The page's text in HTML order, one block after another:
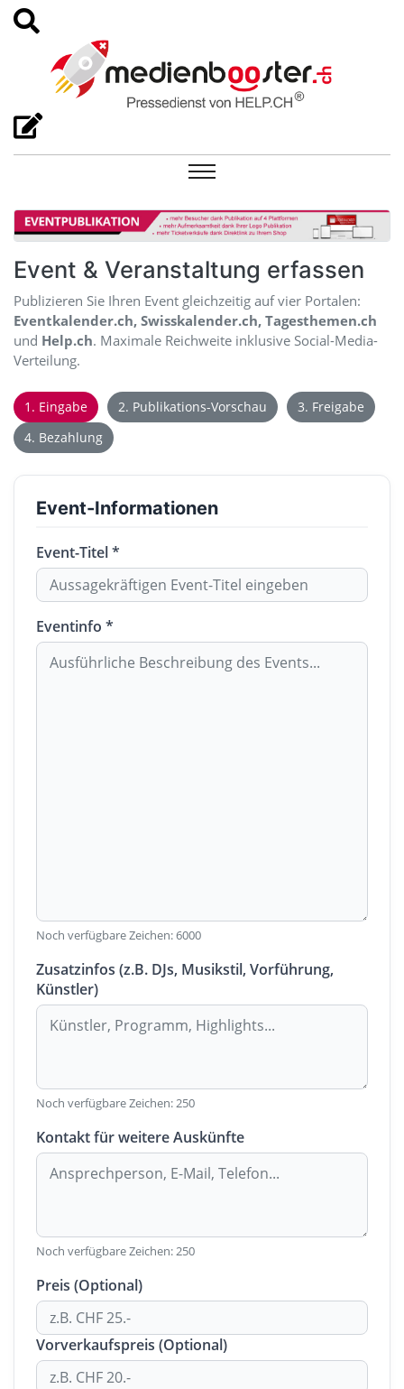
Event & Veranstaltung erfassen
Publizieren Sie Ihren Event gleichzeitig auf vier Portalen:
Eventkalender.ch, Swisskalender.ch, Tagesthemen.ch
und Help.ch. Maximale Reichweite inklusive Social-Media-
Verteilung.
1. Eingabe 2. Publikations-Vorschau
3. Freigabe
4. Bezahlung
Event-Informationen
Event-Titel *
Eventinfo *
Noch verfügbare Zeichen:6000
Zusatzinfos (z.B. DJs, Musikstil, Vorführung,
Künstler)
Noch verfügbare Zeichen:250
Kontakt für weitere Auskünfte
Noch verfügbare Zeichen:250
Preis (Optional)
Vorverkaufspreis (Optional)